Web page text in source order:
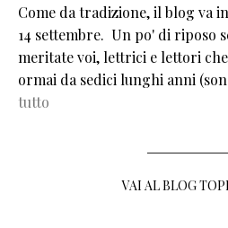
Come da tradizione, il blog va
14 settembre. Un po' di riposo
meritate voi, lettrici e lettori
ormai da sedici lunghi anni
tutto
VAI AL BLOG